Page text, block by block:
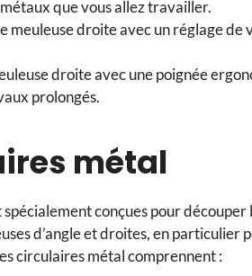
que vous allez travailler.
meuleuse droite avec un réglage
droite avec une poignée
prolongés.
métal
conçues pour
d’angle et droites, en particulier
circulaires métal comprennent :